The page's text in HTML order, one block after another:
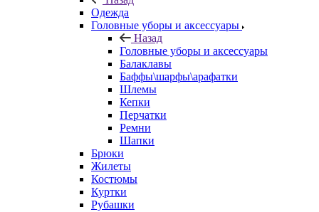
Одежда
Головные уборы и аксессуары
Назад
Головные уборы и аксессуары
Балаклавы
Баффы\шарфы\арафатки
Шлемы
Кепки
Перчатки
Ремни
Шапки
Брюки
Жилеты
Костюмы
Куртки
Рубашки